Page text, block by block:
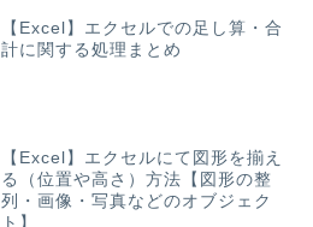
【Excel】エクセルでの足し算・合
計に関する処理まとめ
【Excel】エクセルにて図形を揃え
る（位置や高さ）方法【図形の整
列・画像・写真などのオブジェク
ト】